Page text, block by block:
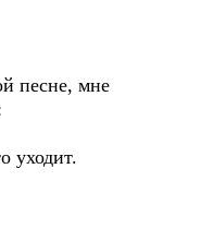
песне, мне
уходит.